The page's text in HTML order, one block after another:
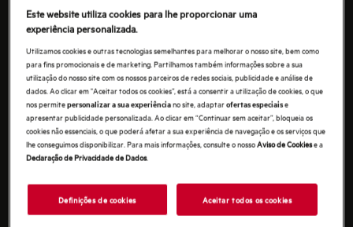
um purificador de ar… Longe de serem compras
superficiais, estes pequenos eletrodomésticos são um
investimento em tempo e qualidade de vida. Não quer
o melhor para as pessoas de quem mais gosta?
Este website utiliza cookies para lhe proporcionar uma
experiência personalizada.
Utilizamos cookies e outras tecnologias semelhantes para melhorar o nosso site, bem como
para fins promocionais e de marketing. Partilhamos também informações sobre a sua
utilização do nosso site com os nossos parceiros de redes sociais, publicidade e análise de
dados. Ao clicar em "Aceitar todos os cookies”, está a consentir a utilização de cookies, o que
nos permitepersonalizar a sua experiênciano site, adaptarofertas especiaise
apresentar publicidade personalizada. Ao clicar em “Continuar sem aceitar”, bloqueia os
cookies não essenciais, o que poderá afetar a sua experiência de navegação e os serviços que
lhe conseguimos disponibilizar. Para mais informações, consulte o nossoAviso de Cookiese a
Declaração de Privacidade de Dados.
Definições de cookies Aceitar todos os cookies